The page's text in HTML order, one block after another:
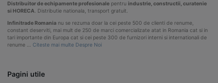
Distribuitor de echipamente profesionale pentru industrie, constructii, curatenie
si HORECA. Distributie nationala, transport gratuit.
Infinitrade Romania nu se rezuma doar la cei peste 500 de clienti de renume,
constant deserviti, mai mult de 250 de marci comercializate atat in Romania cat si in
tari importante din Europa cat si cei peste 300 de furnizori interni si internationali de
renume … Citeste mai multe Despre Noi
Pagini utile